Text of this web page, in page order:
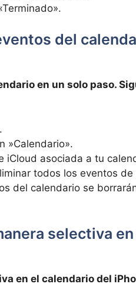
del
en un solo paso.
⁣»Calendario».
iCloud asociada a ‌tu
todos los eventos
del ⁣calendario se
selectiva en
en el calendario ‍del